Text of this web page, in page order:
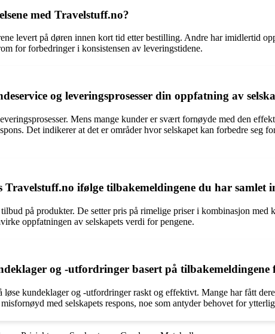
med Travelstuff.no?
levert på døren innen kort tid etter bestilling. Andre har imidlertid
for forbedringer i konsistensen av leveringstidene.
og leveringsprosesser din oppfatning av
Mens mange kunder er svært fornøyde med den
Det indikerer at det er områder hvor selskapet kan forbedre seg
ifølge tilbakemeldingene du har samlet
på produkter. De setter pris på rimelige priser i kombinasjon
oppfatningen av selskapets verdi for pengene.
og -utfordringer basert på tilbakemeldingene
kundeklager og -utfordringer raskt og effektivt. Mange har fått
med selskapets respons, noe som antyder behovet for